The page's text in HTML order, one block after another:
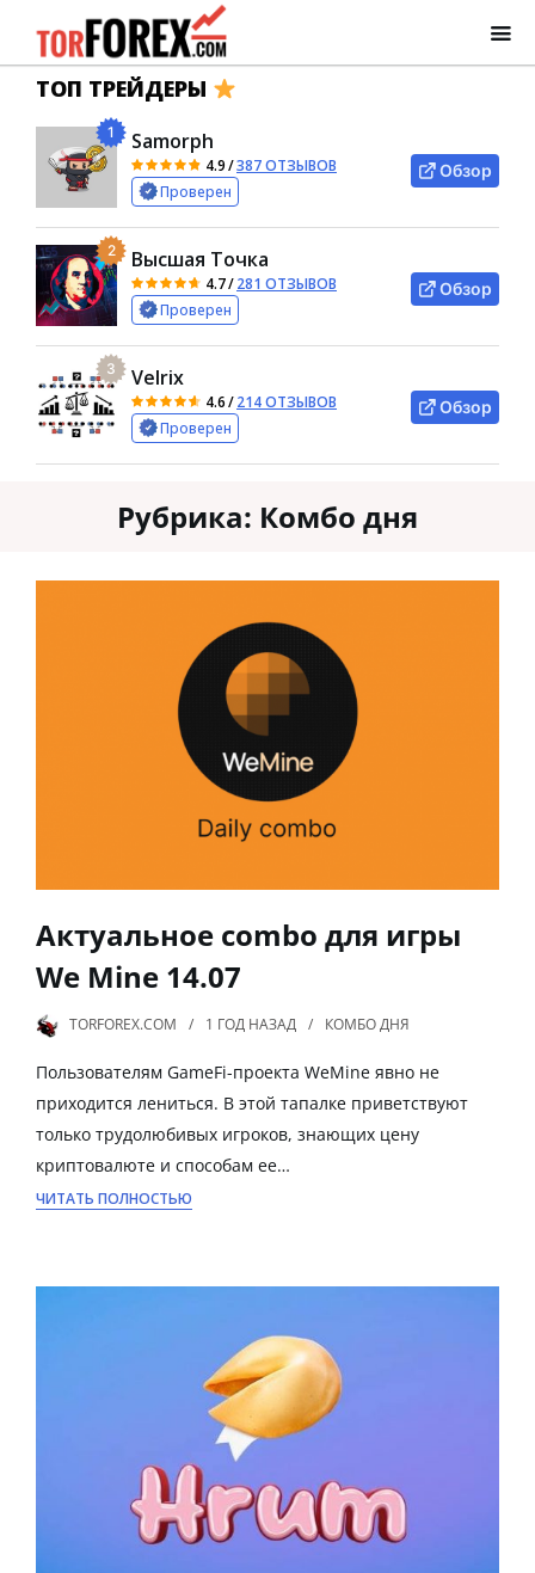
ТОП ТРЕЙДЕРЫ
1 Samorph
4.9/387 ОТЗЫВОВ
Проверен
Обзор
2 Высшая Точка
4.7/281 ОТЗЫВОВ
Проверен
Обзор
3 Velrix
4.6/214 ОТЗЫВОВ
Проверен
Обзор
Рубрика: Комбо дня
Актуальное combo для игры
We Mine 14.07
TORFOREX.COM 1 ГОД НАЗАД КОМБО ДНЯ
Пользователям GameFi-проекта WeMine явно не
приходится лениться. В этой тапалке приветствуют
только трудолюбивых игроков, знающих цену
криптовалюте и способам ее…
ЧИТАТЬ ПОЛНОСТЬЮ